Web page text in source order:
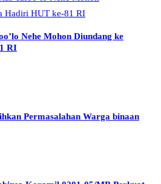
Nehe Mohon Diundang ke
RI
Permasalahan Warga binaan